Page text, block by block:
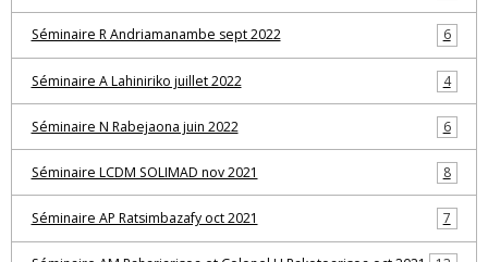
Séminaire R Andriamanambe sept 2022 6
Séminaire A Lahiniriko juillet 2022 4
Séminaire N Rabejaona juin 2022 6
Séminaire LCDM SOLIMAD nov 2021 8
Séminaire AP Ratsimbazafy oct 2021 7